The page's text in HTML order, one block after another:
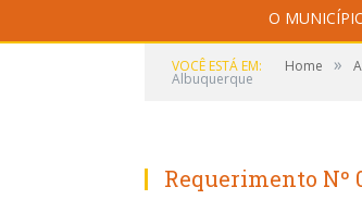
O
VOCÊ ESTÁ EM: Home »
Albuquerque
Requerimento Nº